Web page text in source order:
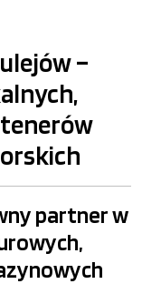
–
partner w